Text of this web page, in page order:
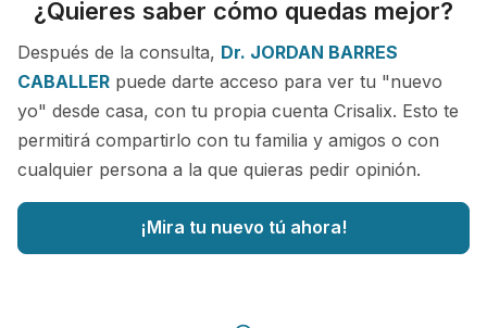
¿Quieres saber cómo quedas mejor?
Después de la consulta, Dr. JORDAN BARRES
CABALLER puede darte acceso para ver tu "nuevo
yo" desde casa, con tu propia cuenta Crisalix. Esto te
permitirá compartirlo con tu familia y amigos o con
cualquier persona a la que quieras pedir opinión.
¡Mira tu nuevo tú ahora!